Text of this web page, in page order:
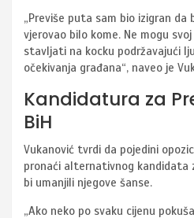
„Previše puta sam bio izigran da
vjerovao bilo kome. Ne mogu
stavljati na kocku podržavajući
očekivanja građana“, naveo je
Kandidatura za
BiH
Vukanović tvrdi da pojedini
pronaći alternativnog kandidata
bi umanjili njegove šanse.
„Ako neko po svaku cijenu